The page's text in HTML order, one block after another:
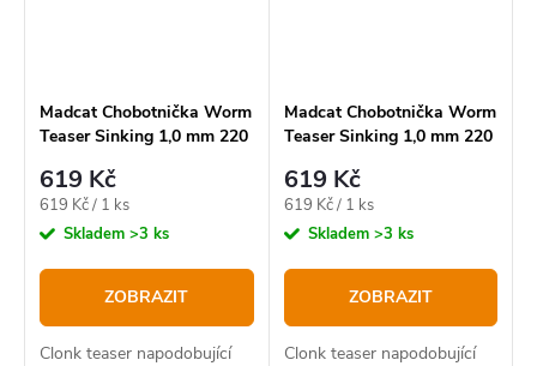
Madcat Chobotnička Worm
Teaser Sinking 1,0 mm 220
619 Kč
Měrná
cena:
619 Kč / 1 ks
Skladem >3 ks
ZOBRAZIT
Clonk teaser napodobující
Madcat Chobotnička Worm
Teaser Sinking 1,0 mm 220
619 Kč
Měrná
cena:
619 Kč / 1 ks
Skladem >3 ks
ZOBRAZIT
Clonk teaser napodobující